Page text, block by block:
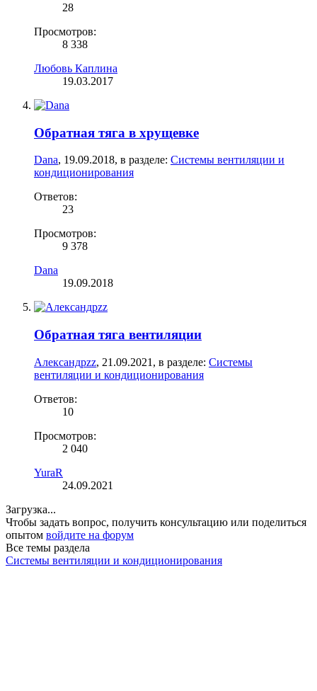
28
Просмотров:
8 338
Любовь Каплина
19.03.2017
Обратная тяга в хрущевке
Dana, 19.09.2018, в разделе: Системы вентиляции и
кондиционирования
Ответов:
23
Просмотров:
9 378
Dana
19.09.2018
Обратная тяга вентиляции
Александрzz, 21.09.2021 , в разделе: Системы
вентиляции и кондиционирования
Ответов:
10
Просмотров:
2 040
YuraR
24.09.2021
Загрузка...
Чтобы задать вопрос, получить консультацию или поделиться
опытом войдите на форум
Все темы раздела
Системы вентиляции и кондиционирования